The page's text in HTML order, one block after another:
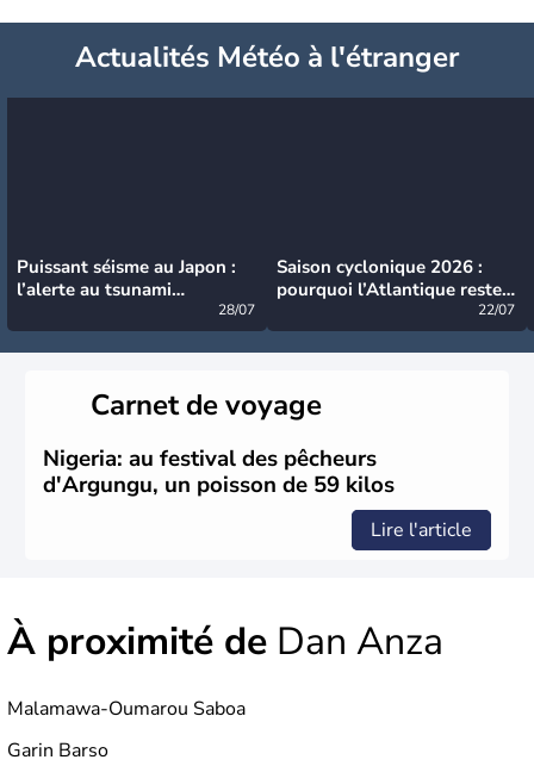
Actualités Météo à l'étranger
Puissant séisme au Japon :
l’alerte au tsunami
28/07
Saison cyclonique 2026 :
pourquoi l’Atlantique reste
22/07
Carnet de voyage
Nigeria: au festival des pêcheurs
d'Argungu, un poisson de 59 kilos
Lire l'article
À proximité de Dan Anza
Malamawa-Oumarou Saboa
Garin Barso